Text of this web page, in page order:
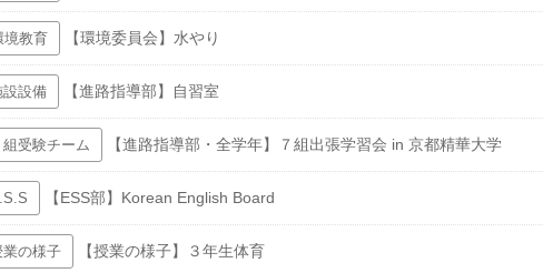
境教育 【環境委員会】水やり
設設備 【進路指導部】自習室
組受験チーム 【進路指導部・全学年】７組出張学習会 in 京都精華大学
【ESS部】Korean English Board
業の様子 【授業の様子】３年生体育